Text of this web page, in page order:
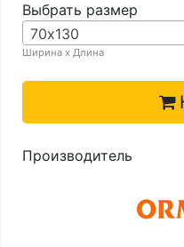
Выбрать размер
70х130
Ширина х Длина
Производитель